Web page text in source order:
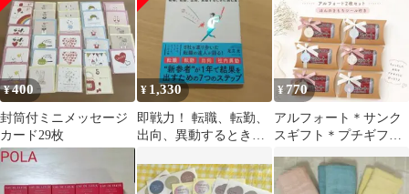
¥400
封筒付ミニメッセージ
カード29枚
¥ 1,330
即戦力！ 転職、転勤、
出向、異動するときに
ヤモンド社
¥770
アルフォート＊サンク
スギフト＊プチギフト